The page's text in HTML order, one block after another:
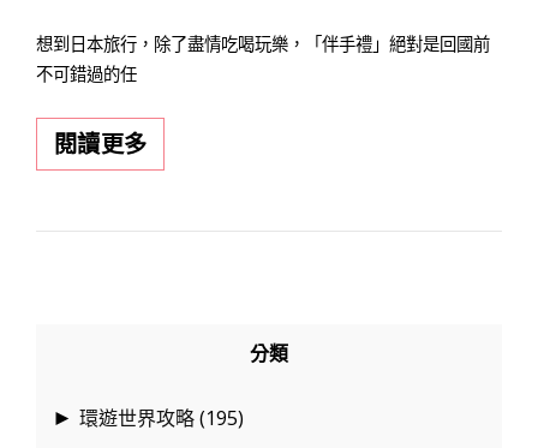
款
想到日本旅行，除了盡情吃喝玩樂，「伴手禮」絕對是回國前
不可錯過的任
閱讀更多2026
日
清
分類
► 環遊世界攻略(195)